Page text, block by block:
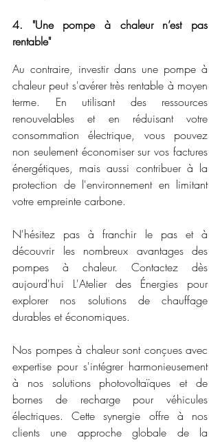
4. "Une pompe à chaleur n’est pas
rentable"
Au contraire, investir dans une pompe à
chaleur peut s'avérer très rentable à moyen
terme. En utilisant des ressources
renouvelables et en réduisant votre
consommation électrique, vous pouvez
non seulement économiser sur vos factures
énergétiques, mais aussi contribuer à la
protection de l'environnement en limitant
votre empreinte carbone.
N'hésitez pas à franchir le pas et à
découvrir les nombreux avantages des
pompes à chaleur. Contactez dès
aujourd'hui L'Atelier des Énergies pour
explorer nos solutions de chauffage
durables et économiques.
Nos pompes à chaleur sont conçues avec
expertise pour s'intégrer harmonieusement
à nos solutions photovoltaïques et de
bornes de recharge pour véhicules
électriques. Cette synergie offre à nos
clients une approche globale de la